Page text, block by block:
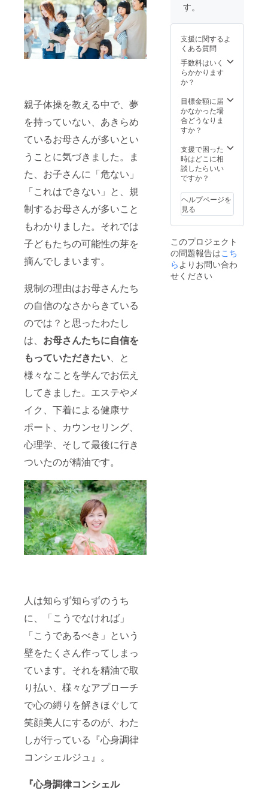
親子体操を教える中で、夢
を持っていない、あきらめ
ているお母さんが多いとい
うことに気づきました。ま
た、お子さんに「危ない」
「これはできない」と、規
制するお母さんが多いこと
もわかりました。それでは
子どもたちの可能性の芽を
摘んでしまいます。
規制の理由はお母さんたち
の自信のなさからきている
のでは？と思ったわたし
は、 お母さんたちに自信を
もっていただきたい、と
様々なことを学んでお伝え
してきました。エステやメ
イク、下着による健康サ
ポート、カウンセリング、
心理学、そして最後に行き
ついたのが精油です。
人は知らず知らずのうち
に、「こうでなければ」
「こうであるべき」という
壁をたくさん作ってしまっ
ています。それを精油で取
り払い、様々なアプローチ
で心の縛りを解きほぐして
笑顔美人にするのが、わた
しが行っている『心身調律
コンシェルジュ』。
『心身調律コンシェル
SHAON
業ノウ
ハウを
習得で
きる
※オンラ
インも
しくは
中央区
南久宝
寺町 3-
3-6 西海
階の心
斎橋セ
ラピー
スタジ
おこな
いま
す。 ※
日程は
メール
も可能
（出張
先まで
の交通
費は別
だきま
す） 通
常
ころ、
クラウ
ドファ
ンディ
別価格
で
60,000
円お得
ていま
す！ ※
経験者
の方向
けの講
は最長
間に30
時間の
受講時
間とな
ンライ
ンでの
講義が
ており
ます
が、実
技は大
阪市中
央区南
久宝寺
町 3-3-6
ル一階
の心斎
橋セラ
ピース
タジオ
す。
支援に関するよ
くある質問
手数料はいく
らかかります
か？
目標金額に届
かなかった場
合どうなりま
すか？
支援で困った
時はどこに相
談したらいい
ですか？
ヘルプページを
見る
このプロジェクト
の問題報告はこち
らよりお問い合わ
せください